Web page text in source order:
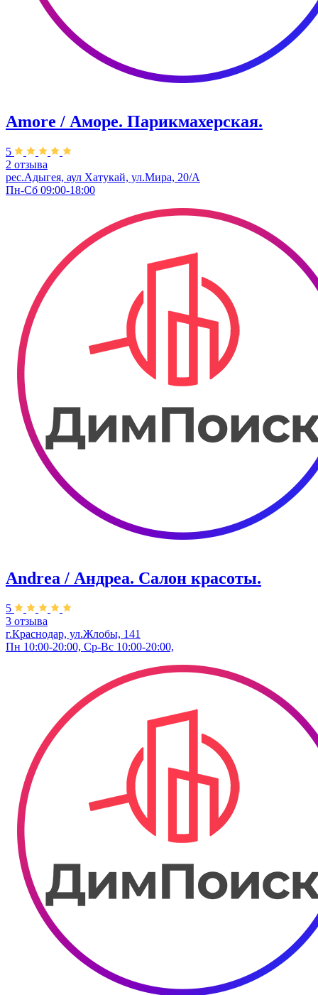
Amore / Аморе. Парикмахерская.
5
2 отзыва
рес.Адыгея, аул Хатукай, ул.Мира, 20/А
Пн-Сб 09:00-18:00
Andrea / Андреа. Салон красоты.
5
3 отзыва
г.Краснодар, ул.Жлобы, 141
Пн 10:00-20:00, Ср-Вс 10:00-20:00,